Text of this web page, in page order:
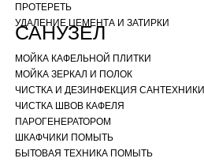
ПРОТЕРЕТЬ
УДАЛЕНИЕ ЦЕМЕНТА И ЗАТИРКИ
МОЙКА КАФЕЛЬНОЙ ПЛИТКИ
МОЙКА ЗЕРКАЛ И ПОЛОК
ЧИСТКА И ДЕЗИНФЕКЦИЯ САНТЕХНИКИ
ЧИСТКА ШВОВ КАФЕЛЯ
ПАРОГЕНЕРАТОРОМ
ШКАФЧИКИ ПОМЫТЬ
БЫТОВАЯ ТЕХНИКА ПОМЫТЬ
САНУЗЕЛ